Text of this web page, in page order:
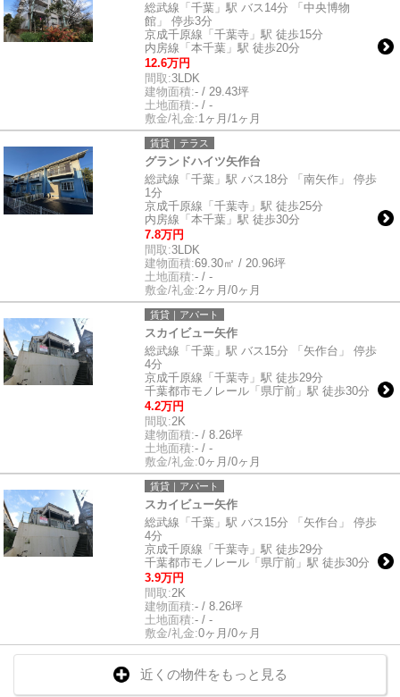
総武線「千葉」駅 バス14分 「中央博物
館」 停歩3分
京成千原線「千葉寺」駅 徒歩15分
内房線「本千葉」駅 徒歩20分
12.6万円
間取:3LDK
建物面積:- / 29.43坪
土地面積:- / -
敷金/礼金:1ヶ月/1ヶ月
賃貸｜テラス
グランドハイツ矢作台
総武線「千葉」駅 バス18分 「南矢作」 停歩
1分
京成千原線「千葉寺」駅 徒歩25分
内房線「本千葉」駅 徒歩30分
7.8万円
間取:3LDK
建物面積:69.30㎡ / 20.96坪
土地面積:- / -
敷金/礼金:2ヶ月/0ヶ月
賃貸｜アパート
スカイビュー矢作
総武線「千葉」駅 バス15分 「矢作台」 停歩
4分
京成千原線「千葉寺」駅 徒歩29分
千葉都市モノレール「県庁前」駅 徒歩30分
4.2万円
間取:2K
建物面積:- / 8.26坪
土地面積:- / -
敷金/礼金:0ヶ月/0ヶ月
賃貸｜アパート
スカイビュー矢作
総武線「千葉」駅 バス15分 「矢作台」 停歩
4分
京成千原線「千葉寺」駅 徒歩29分
千葉都市モノレール「県庁前」駅 徒歩30分
3.9万円
間取:2K
建物面積:- / 8.26坪
土地面積:- / -
敷金/礼金:0ヶ月/0ヶ月
近くの物件をもっと見る